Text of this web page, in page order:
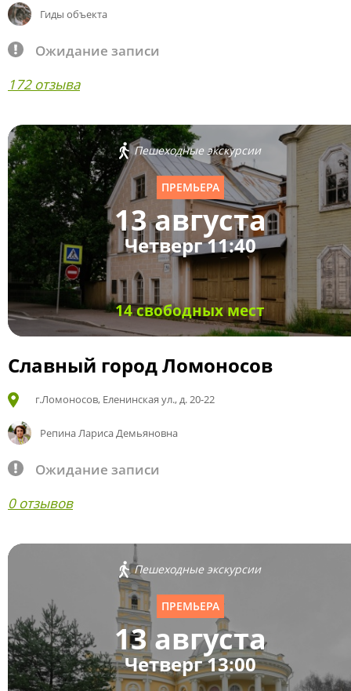
Гиды объекта
Ожидание записи
172 отзыва
Пешеходные экскурсии
ПРЕМЬЕРА
13 августа
Четверг 11:40
14 свободных мест
Славный город Ломоносов
г.Ломоносов, Еленинская ул., д. 20-22
Репина Лариса Демьяновна
Ожидание записи
0 отзывов
Пешеходные экскурсии
ПРЕМЬЕРА
13 августа
Четверг 13:00